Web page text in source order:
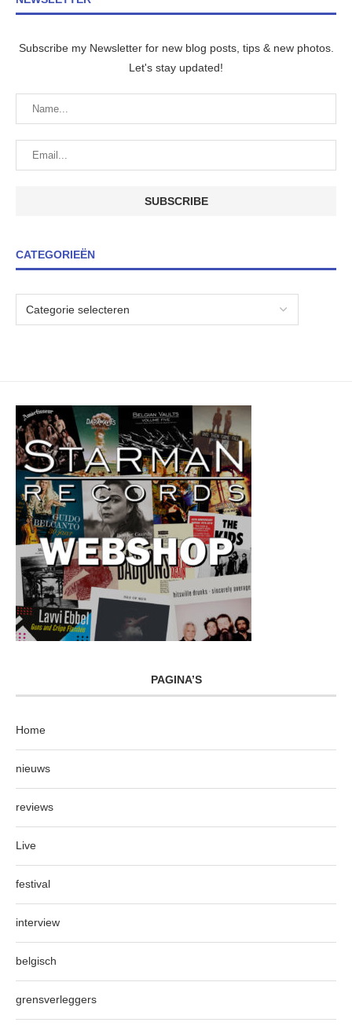
Subscribe my Newsletter for new blog posts, tips & new photos.
Let's stay updated!
CATEGORIEËN
PAGINA’S
Home
nieuws
reviews
Live
festival
interview
belgisch
grensverleggers